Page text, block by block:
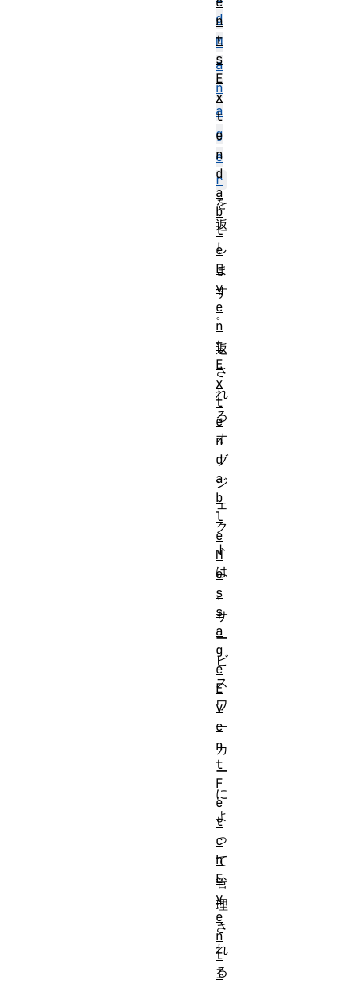
d
M
a
n
a
g
e
r
を
返
し
ま
す
。
返
さ
れ
る
オ
ブ
ジ
ェ
ク
ト
は
、
サ
ー
ビ
ス
ワ
ー
カ
ー
に
よ
っ
て
管
理
さ
れ
る
n
t
s
E
x
t
e
n
d
a
b
l
e
E
v
e
n
t
E
x
t
e
n
d
a
b
l
e
M
e
s
s
a
g
e
E
v
e
n
t
F
e
t
c
h
E
v
e
n
t
I